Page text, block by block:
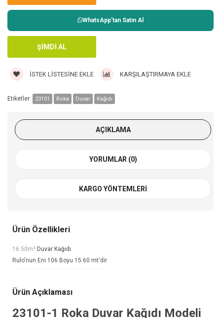
WhatsApp'tan Satın Al
İSTEK LISTESINE EKLE KARŞILAŞTIRMAYA EKLE
Etiketler: 23101 Roka Duvar Kağıdı
AÇIKLAMA
YORUMLAR (0)
KARGO YÖNTEMLERI
Ürün Özellikleri
16.50m² Duvar Kağıdı
Rulo'nun Eni 106 Boyu 15.60 mt'dir
Ürün Açıklaması
23101-1 Roka Duvar Kağıdı Modeli